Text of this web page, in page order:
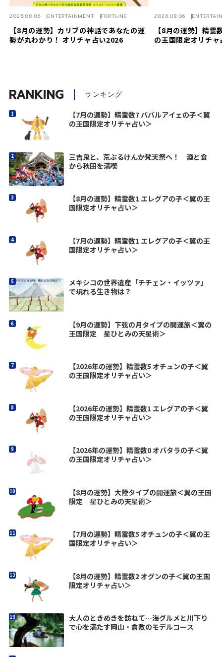
【8月の運勢】カリブの神話であなたの運
勢が丸わかり！ オリチャ占い2026
2026.08.06 ENTERTAINMENT FORTUNE
【8月の運勢】精霊
の王国限定オリチャ
2026.08.06
RANKING ランキング
【7月の運勢】精霊数7 ババルアイェの子＜翼
の王国限定オリチャ占い＞
三吉鬼と、荒ぶるけんか梵天祭へ！ 酒と食
から秋田を満喫
【8月の運勢】精霊数1 エレグアの子＜翼の王
国限定オリチャ占い＞
【7月の運勢】精霊数1 エレグアの子＜翼の王
国限定オリチャ占い＞
メキシコの世界遺産「チチェン・イッツァ」
で現れる生き物は？
【9月の運勢】下弦の月タイプの開運旅＜翼の
王国限定 星ひとみの天星術＞
【2026年の運勢】精霊数5 オチュンの子＜翼
の王国限定オリチャ占い＞
【2026年の運勢】精霊数1 エレグアの子＜翼
の王国限定オリチャ占い＞
【2026年の運勢】精霊数0 オバタラの子＜翼
の王国限定オリチャ占い＞
【8月の運勢】大陸タイプの開運旅＜翼の王国
限定 星ひとみの天星術＞
【7月の運勢】精霊数5 オチュンの子＜翼の王
国限定オリチャ占い＞
【8月の運勢】精霊数2 オグンの子＜翼の王国
限定オリチャ占い＞
大人のときめきを訪ねて…海グルメと川下り
で心を満たす岡山・倉敷のモデルコース